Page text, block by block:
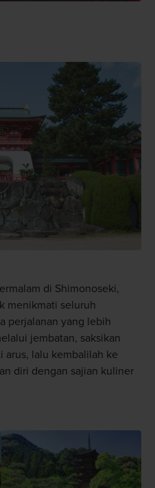
di Shimonoseki,
menikmati seluruh
perjalanan yang lebih
jembatan, saksikan
arus, lalu kembalilah ke
diri dengan sajian kuliner